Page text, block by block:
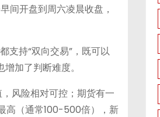
间开盘到周六凌晨收盘，
支持“双向交易”，既可以
加了判断难度。
风险相对可控；期货有一
高（通常100-500倍），新